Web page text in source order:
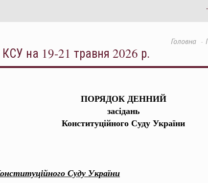
Головна
на 19-21 травня 2026 р.
ПОРЯДОК ДЕННИЙ
засідань
Конституційного Суду України
Суду України